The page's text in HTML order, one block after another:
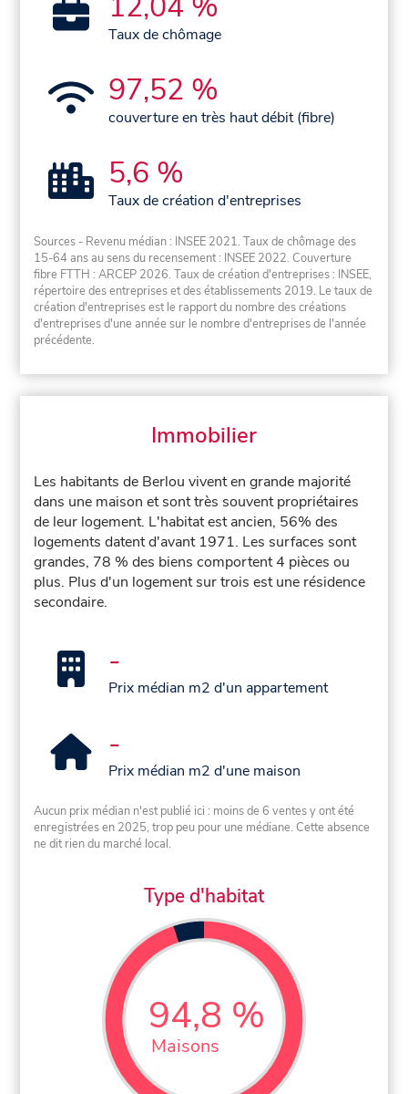
Taux de chômage
97,52 %
couverture en très haut débit (fibre)
5,6 %
Taux de création d'entreprises
Sources - Revenu médian : INSEE 2021. Taux de chômage des
15-64 ans au sens du recensement : INSEE 2022. Couverture
fibre FTTH : ARCEP 2026. Taux de création d'entreprises : INSEE,
répertoire des entreprises et des établissements 2019. Le taux de
création d'entreprises est le rapport du nombre des créations
d'entreprises d'une année sur le nombre d'entreprises de l'année
précédente.
Immobilier
Les habitants de Berlou vivent en grande majorité
dans une maison et sont très souvent propriétaires
de leur logement. L'habitat est ancien, 56% des
logements datent d'avant 1971. Les surfaces sont
grandes, 78 % des biens comportent 4 pièces ou
plus. Plus d'un logement sur trois est une résidence
secondaire.
-
Prix médian m2 d'un appartement
-
Prix médian m2 d'une maison
Aucun prix médian n'est publié ici : moins de 6 ventes y ont été
enregistrées en 2025, trop peu pour une médiane. Cette absence
ne dit rien du marché local.
Type d'habitat
94,8 %
Maisons